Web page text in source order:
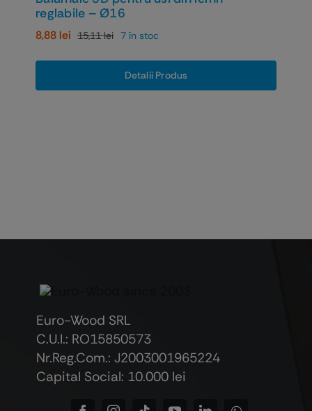
reglabile – Ø16
15,11leiPrețul
fost:
8,88 lei
Prețul
este:
8,88 lei.
7 în stoc
Detalii Produs
Euro-Wood SRL
C.U.I.: RO15850573
Nr.Reg.Com.: J2003001965224
Capital Social: 10.000 lei